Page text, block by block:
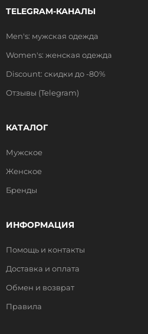
TELEGRAM-КАНАЛЫ
Men's: мужская одежда
Women's: женская одежда
Discount: скидки до -80%
Отзывы (Telegram)
КАТАЛОГ
Мужское
Женское
Бренды
ИНФОРМАЦИЯ
Помощь и контакты
Доставка и оплата
Обмен и возврат
Правила